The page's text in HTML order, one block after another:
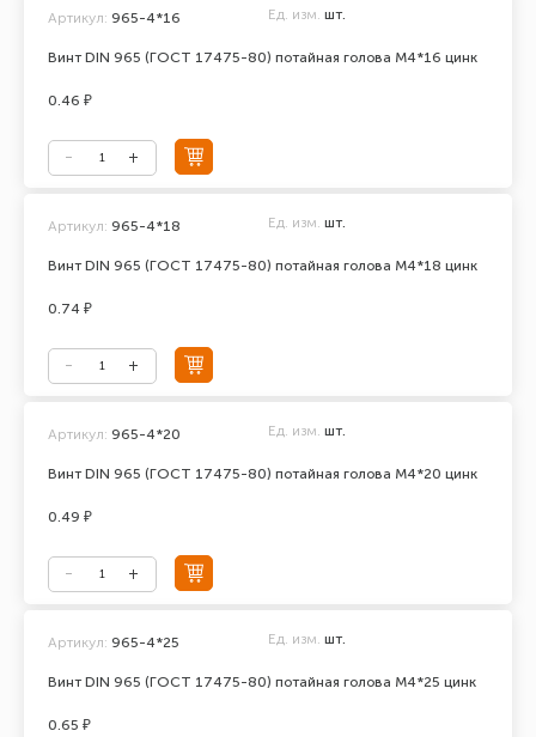
Винт DIN 965 (ГОСТ 17475-80) потайная голова М4*16 цинк
Артикул: 965-4*16 Ед. изм. шт.
0.46 ₽
Винт DIN 965 (ГОСТ 17475-80) потайная голова М4*18 цинк
Артикул: 965-4*18 Ед. изм. шт.
0.74 ₽
Винт DIN 965 (ГОСТ 17475-80) потайная голова М4*20 цинк
Артикул: 965-4*20 Ед. изм. шт.
0.49 ₽
Винт DIN 965 (ГОСТ 17475-80) потайная голова М4*25 цинк
Артикул: 965-4*25 Ед. изм. шт.
0.65 ₽